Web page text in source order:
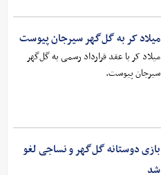
میلاد کر به گل‌گهر سیرجان پیوست
میلاد کر با عقد قرارداد رسمی به گل‌گهر
سیرجان پیوست.
بازی دوستانه گل‌گهر و نساجی لغو
شد